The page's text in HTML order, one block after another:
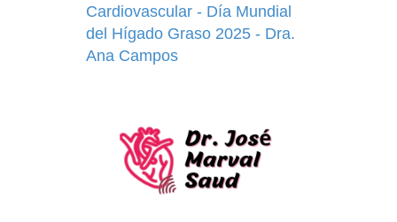
Cardiovascular - Día Mundial
del Hígado Graso 2025 - Dra.
Ana Campos